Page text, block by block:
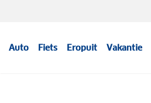
Auto Fiets Eropuit Vakantie